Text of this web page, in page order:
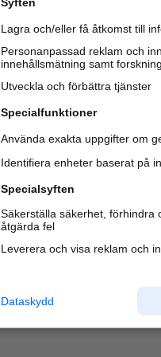
Varje vecka besöker du
oss för att hitta rätt
Lagra och/eller få åtkomst till
Personanpassad reklam och
innehållsmätning samt
Utveckla och förbättra tjänster
Specialfunktioner
Använda exakta uppgifter om
Identifiera enheter baserat på
Specialsyften
Säkerställa säkerhet, förhindra
åtgärda fel
Leverera och visa reklam och
Dataskydd